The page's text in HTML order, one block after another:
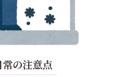
の注意点